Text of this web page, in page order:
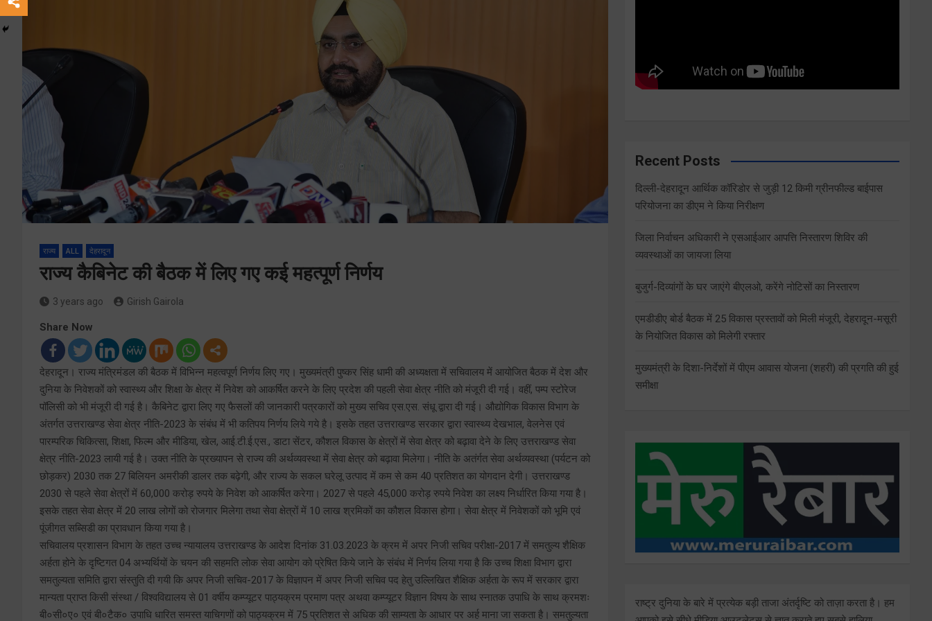
राज्य ALL देहरादून
राज्य कैबिनेट की बैठक में लिए गए कई महत्पूर्ण निर्णय
3 years ago Girish Gairola
Share Now
देहरादून। राज्य मंत्रिमंडल की बैठक में विभिन्न महत्वपूर्ण निर्णय लिए गए। मुख्यमंत्री पुष्कर सिंह धामी की अध्यक्षता में सचिवालय में आयोजित बैठक में देश और
दुनिया के निवेशकों को स्वास्थ्य और शिक्षा के क्षेत्र में निवेश को आकर्षित करने के लिए प्रदेश की पहली सेवा क्षेत्र नीति को मंजूरी दी गई। वहीं, पम्प स्टोरेज
पॉलिसी को भी मंजूरी दी गई है। कैबिनेट द्वारा लिए गए फैसलों की जानकारी पत्रकारों को मुख्य सचिव एस.एस. संधू द्वारा दी गई। औद्योगिक विकास विभाग के
अंतर्गत उत्तराखण्ड सेवा क्षेत्र नीति-2023 के संबंध में भी कतिपय निर्णय लिये गये है। इसके तहत उत्तराखण्ड सरकार द्वारा स्वास्थ्य देखभाल, वेलनेस एवं
पारम्परिक चिकित्सा, शिक्षा, फिल्म और मीडिया, खेल, आई.टी.ई.एस., डाटा सेंटर, कौशल विकास के क्षेत्रों में सेवा क्षेत्र को बढ़ावा देने के लिए उत्तराखण्ड सेवा
क्षेत्र नीति-2023 लायी गई है। उक्त नीति के प्रख्यापन से राज्य की अर्थव्यवस्था में सेवा क्षेत्र को बढ़ावा मिलेगा। नीति के अतंर्गत सेवा अर्थव्यवस्था (पर्यटन को
छोड़कर) 2030 तक 27 बिलियन अमरीकी डालर तक बढ़ेगी, और राज्य के सकल घरेलू उत्पाद में कम से कम 40 प्रतिशत का योगदान देगी। उत्तराखण्ड
2030 से पहले सेवा क्षेत्रों में 60,000 करोड़ रुपये के निवेश को आकर्षित करेगा। 2027 से पहले 45,000 करोड़ रुपये निवेश का लक्ष्य निर्धारित किया गया है।
इसके तहत सेवा क्षेत्र में 20 लाख लोगों को रोजगार मिलेगा तथा सेवा क्षेत्रों में 10 लाख श्रमिकों का कौशल विकास होगा। सेवा क्षेत्र में निवेशकों को भूमि एवं
पूंजीगत सब्सिडी का प्रावधान किया गया है।
सचिवालय प्रशासन विभाग के तहत उच्च न्यायालय उत्तराखण्ड के आदेश दिनांक 31.03.2023 के क्रम में अपर निजी सचिव परीक्षा-2017 में समतुल्य शैक्षिक
अर्हता होने के दृष्टिगत 04 अभ्यर्थियों के चयन की सहमति लोक सेवा आयोग को प्रेषित किये जाने के संबंध में निर्णय लिया गया है कि उच्च शिक्षा विभाग द्वारा
समतुल्यता समिति द्वारा संस्तुति दी गयी कि अपर निजी सचिव-2017 के विज्ञापन में अपर निजी सचिव पद हेतु उल्लिखित शैक्षिक अर्हता के रूप में सरकार द्वारा
मान्यता प्राप्त किसी संस्था / विश्वविद्यालय से 01 वर्षीय कम्प्यूटर पाठ्यक्रम प्रमाण पत्र अथवा कम्प्यूटर विज्ञान विषय के साथ स्नातक उपाधि के साथ क्रमशः
बी०सी०ए० एवं बी०टैक० उपाधि धारित समस्त याचिगणों को पाठ्यक्रम में 75 प्रतिशत से अधिक की साम्यता के आधार पर अर्ह माना जा सकता है। समतुल्यता
Recent Posts
दिल्ली-देहरादून आर्थिक कॉरिडोर से जुड़ी 12 किमी ग्रीनफील्ड बाईपास
परियोजना का डीएम ने किया निरीक्षण
जिला निर्वाचन अधिकारी ने एसआईआर आपत्ति निस्तारण शिविर की
व्यवस्थाओं का जायजा लिया
बुजुर्ग-दिव्यांगों के घर जाएंगे बीएलओ, करेंगे नोटिसों का निस्तारण
एमडीडीए बोर्ड बैठक में 25 विकास प्रस्तावों को मिली मंजूरी, देहरादून-मसूरी
के नियोजित विकास को मिलेगी रफ्तार
मुख्यमंत्री के दिशा-निर्देशों में पीएम आवास योजना (शहरी) की प्रगति की हुई
समीक्षा
राष्ट्र दुनिया के बारे में प्रत्येक बड़ी ताजा अंतर्दृष्टि को ताज़ा करता है। हम